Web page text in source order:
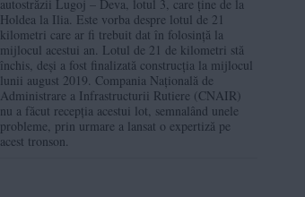
autostrăzii Lugoj – Deva, lotul 3, care ține de la
Holdea la Ilia. Este vorba despre lotul de 21
kilometri care ar fi trebuit dat în folosință la
mijlocul acestui an. Lotul de 21 de kilometri stă
închis, deși a fost finalizată construcția la mijlocul
lunii august 2019. Compania Națională de
Administrare a Infrastructurii Rutiere (CNAIR)
nu a făcut recepția acestui lot, semnalând unele
probleme, prin urmare a lansat o expertiză pe
acest tronson.